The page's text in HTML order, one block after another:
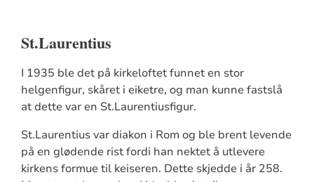
St.Laurentius
I 1935 ble det på kirkeloftet funnet en stor
helgenfigur, skåret i eiketre, og man kunne fastslå
at dette var en St.Laurentiusfigur.
St.Laurentius var diakon i Rom og ble brent levende
på en glødende rist fordi han nektet å utlevere
kirkens formue til keiseren. Dette skjedde i år 258.